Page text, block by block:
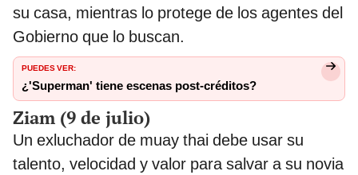
su casa, mientras lo protege de los agentes del
Gobierno que lo buscan.
PUEDES VER:
¿'Superman' tiene escenas post-créditos?
Ziam (9 de julio)
Un exluchador de muay thai debe usar su
talento, velocidad y valor para salvar a su novia